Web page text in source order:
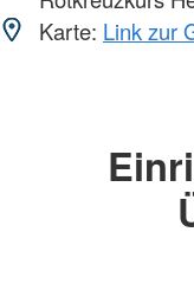
Karte: Link zur